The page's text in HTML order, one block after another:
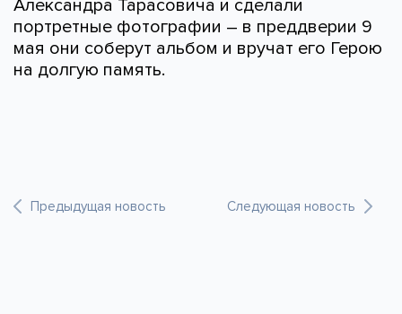
Александра Тарасовича и сделали
портретные фотографии – в преддверии 9
мая они соберут альбом и вручат его Герою
на долгую память.
Предыдущая новость Следующая новость